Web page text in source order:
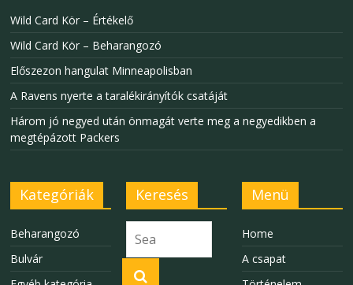
Wild Card Kör – Értékelő
Wild Card Kör – Beharangozó
Előszezon hangulat Minneapolisban
A Ravens nyerte a taralékirányítók csatáját
Három jó negyed után önmagát verte meg a negyedikben a
megtépázott Packers
Kategóriák
Beharangozó
Bulvár
Keresés Menü
Home
A csapat